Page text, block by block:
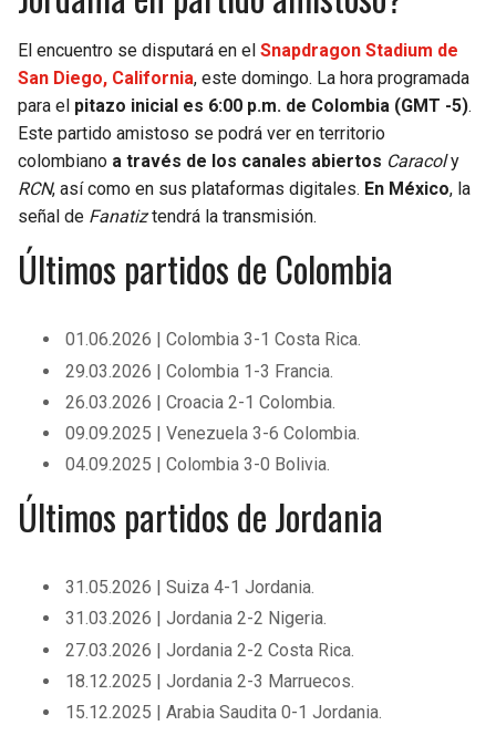
El encuentro se disputará en el Snapdragon Stadium de
San Diego, California, este domingo. La hora programada
para el pitazo inicial es 6:00 p.m. de Colombia (GMT -5).
Este partido amistoso se podrá ver en territorio
colombiano a través de los canales abiertos Caracoly
RCN, así como en sus plataformas digitales. En México, la
señal de Fanatiztendrá la transmisión.
Últimos partidos de Colombia
01.06.2026 | Colombia 3-1 Costa Rica.
29.03.2026 | Colombia 1-3 Francia.
26.03.2026 | Croacia 2-1 Colombia.
09.09.2025 | Venezuela 3-6 Colombia.
04.09.2025 | Colombia 3-0 Bolivia.
Últimos partidos de Jordania
31.05.2026 | Suiza 4-1 Jordania.
31.03.2026 | Jordania 2-2 Nigeria.
27.03.2026 | Jordania 2-2 Costa Rica.
18.12.2025 | Jordania 2-3 Marruecos.
15.12.2025 | Arabia Saudita 0-1 Jordania.